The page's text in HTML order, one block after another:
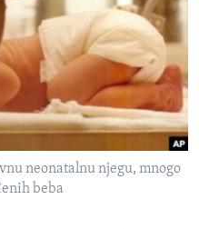
neonatalnu njegu, mnogo
beba